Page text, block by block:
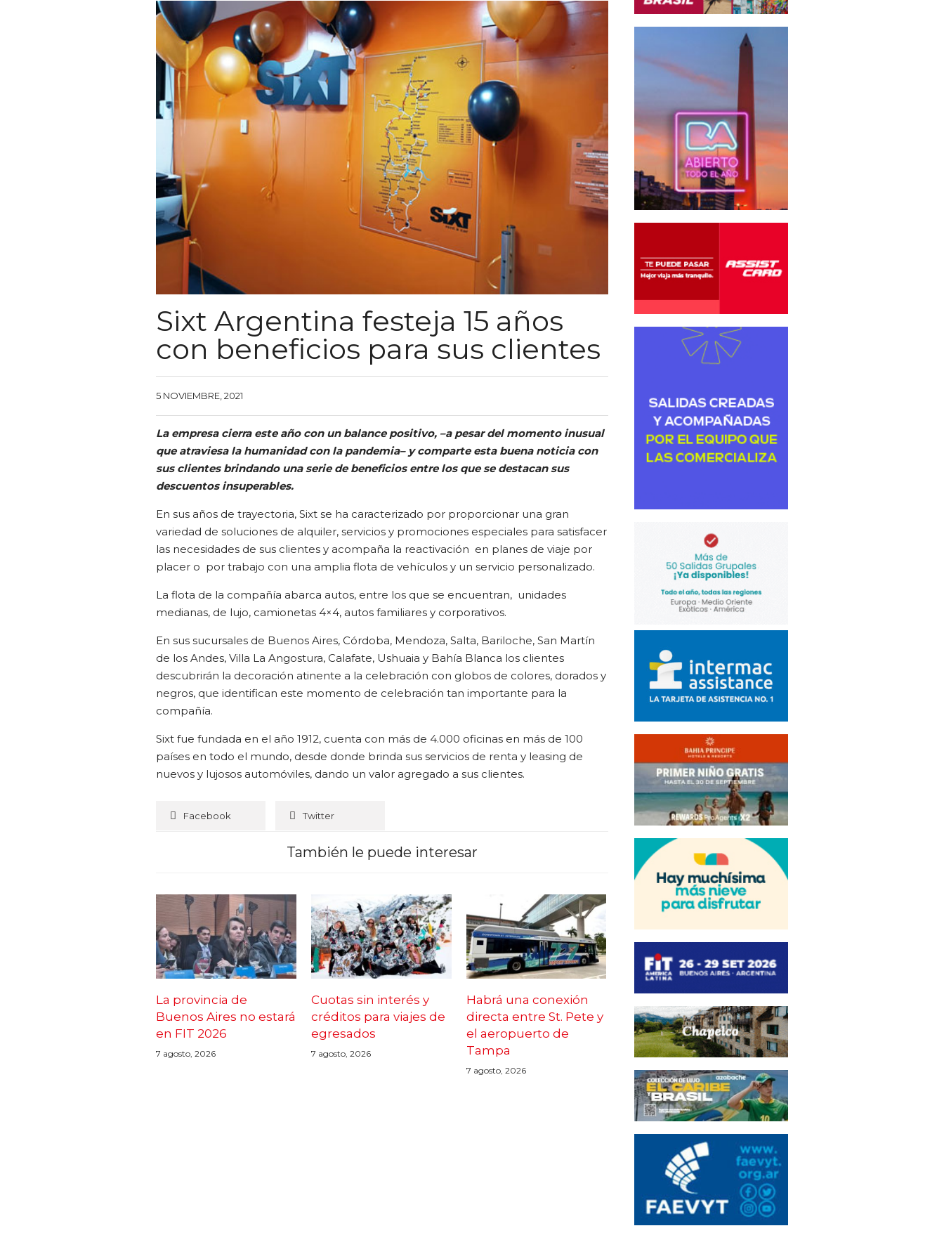
Sixt Argentina festeja 15 años
con beneficios para sus clientes
5 NOVIEMBRE, 2021
La empresa cierra este año con un balance positivo, –a pesar del momento inusual
que atraviesa la humanidad con la pandemia– y comparte esta buena noticia con
sus clientes brindando una serie de beneficios entre los que se destacan sus
descuentos insuperables.
En sus años de trayectoria, Sixt se ha caracterizado por proporcionar una gran
variedad de soluciones de alquiler, servicios y promociones especiales para satisfacer
las necesidades de sus clientes y acompaña la reactivación en planes de viaje por
placer o por trabajo con una amplia flota de vehículos y un servicio personalizado.
La flota de la compañía abarca autos, entre los que se encuentran, unidades
medianas, de lujo, camionetas 4×4, autos familiares y corporativos.
En sus sucursales de Buenos Aires, Córdoba, Mendoza, Salta, Bariloche, San Martín
de los Andes, Villa La Angostura, Calafate, Ushuaia y Bahía Blanca los clientes
descubrirán la decoración atinente a la celebración con globos de colores, dorados y
negros, que identifican este momento de celebración tan importante para la
compañía.
Sixt fue fundada en el año 1912, cuenta con más de 4.000 oficinas en más de 100
países en todo el mundo, desde donde brinda sus servicios de renta y leasing de
nuevos y lujosos automóviles, dando un valor agregado a sus clientes.
Facebook Twitter
También le puede interesar
La provincia de
Buenos Aires no estará
en FIT 2026
7 agosto, 2026
Cuotas sin interés y
créditos para viajes de
egresados
7 agosto, 2026
Habrá una conexión
directa entre St. Pete y
el aeropuerto de
Tampa
7 agosto, 2026